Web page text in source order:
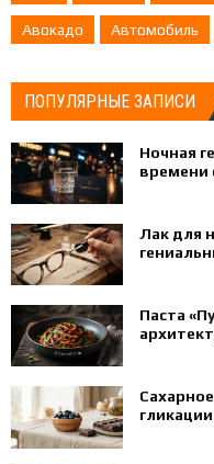
Авокадо Автомобиль
ПОПУЛЯРНЫЕ ЗАПИСИ
Ночная
времени
Лак для
Паста